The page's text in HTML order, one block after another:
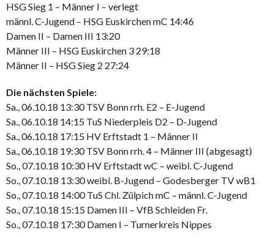
HSG Sieg 1 – Männer I – verlegt
männl. C-Jugend – HSG Euskirchen mC 14:46
Damen II – Damen III 13:20
Männer III – HSG Euskirchen 3 29:18
Männer II – HSG Sieg 2 27:24
Die nächsten Spiele:
Sa., 06.10.18 13:30 TSV Bonn rrh. E2 – E-Jugend
Sa., 06.10.18 14:15 TuS Niederpleis D2 – D-Jugend
Sa., 06.10.18 17:15 HV Erftstadt 1 – Männer II
Sa., 06.10.18 19:30 TSV Bonn rrh. 4 – Männer III (abgesagt)
So., 07.10.18 10:30 HV Erftstadt wC – weibl. C-Jugend
So., 07.10.18 13:30 weibl. B-Jugend – Godesberger TV wB1
So., 07.10.18 14:00 TuS Chl. Zülpich mC – männl. C-Jugend
So., 07.10.18 15:15 Damen III – VfB Schleiden Fr.
So., 07.10.18 17:30 Damen I – Turnerkreis Nippes